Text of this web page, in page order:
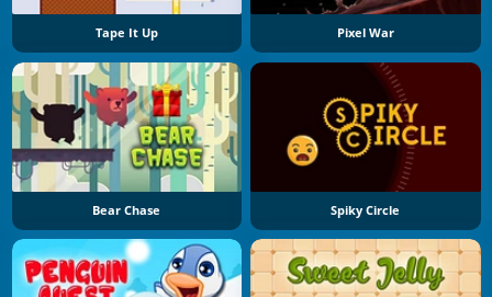
Tape It Up Pixel War
Bear Chase Spiky Circle